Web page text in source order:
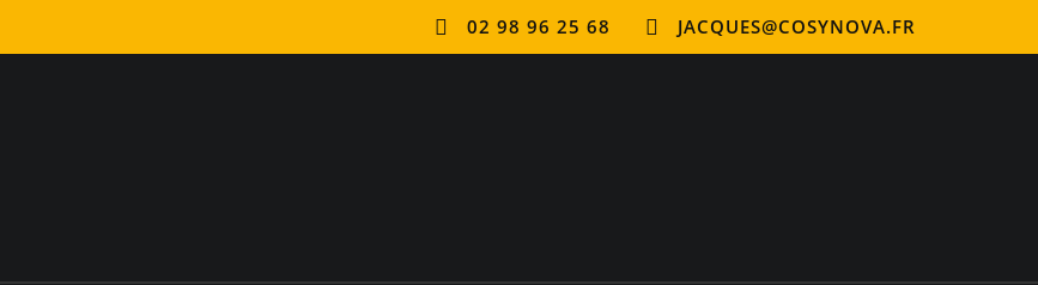
02 98 96 25 68 JACQUES@COSYNOVA.FR